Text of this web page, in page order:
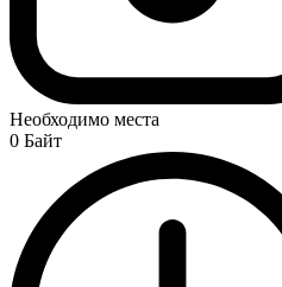
Необходимо места
0 Байт